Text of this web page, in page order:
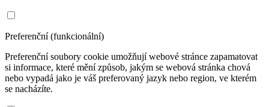
Preferenční (funkcionální)
Preferenční soubory cookie umožňují webové stránce zapamatovat
si informace, které mění způsob, jakým se webová stránka chová
nebo vypadá jako je váš preferovaný jazyk nebo region, ve kterém
se nacházíte.